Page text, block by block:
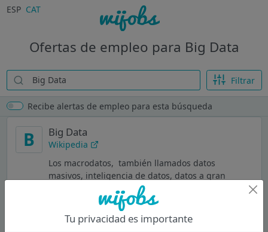
ESP CAT
Ofertas de empleo para Big Data
Filtrar
Recibe alertas de empleo para esta búsqueda
B Big Data
Wikipedia
Los macrodatos, ​ también llamados datos
masivos, inteligencia de datos, datos a gran
escala o big data es un término que hace
referencia a conjuntos de datos tan grandes y
complejos que precisan de aplicaciones
informáticas no tradicionales de procesamiento
Tu privacidad es importante